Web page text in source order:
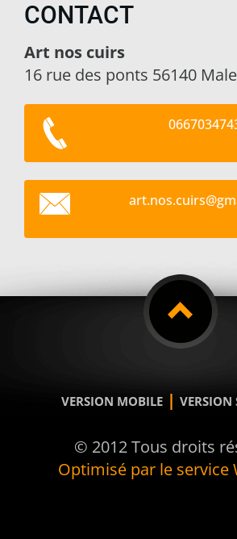
CONTACT
Art nos cuirs
16 rue des ponts 56140
art.nos.cuirs@gm
VERSION MOBILE | VERSION
© 2012 Tous droits
Optimisé par le service